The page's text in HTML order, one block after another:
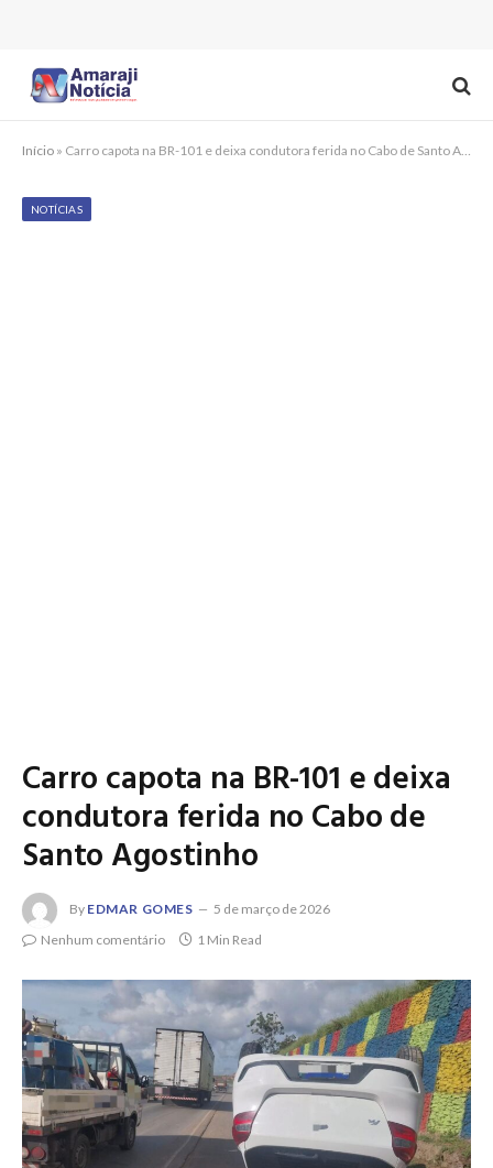
Início » Carro capota na BR-101 e deixa condutora ferida no Cabo de Santo Agostinho
NOTÍCIAS
Carro capota na BR-101 e deixa
condutora ferida no Cabo de
Santo Agostinho
By EDMAR GOMES
5 de março de 2026
Nenhum comentário
1 Min Read